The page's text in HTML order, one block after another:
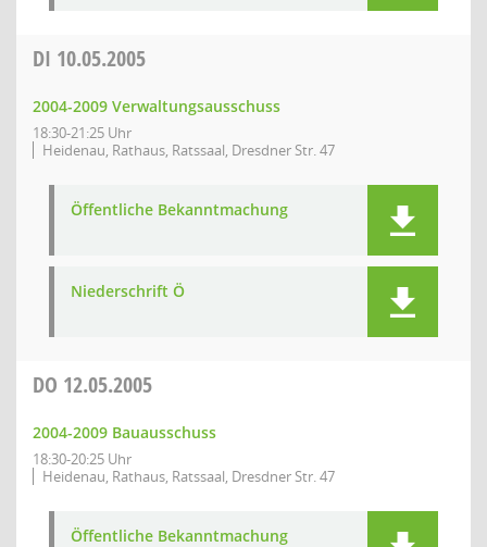
DI 10.05.2005
2004-2009 Verwaltungsausschuss
18:30-21:25 Uhr
Heidenau, Rathaus, Ratssaal, Dresdner Str. 47
Öffentliche Bekanntmachung
Niederschrift Ö
DO 12.05.2005
2004-2009 Bauausschuss
18:30-20:25 Uhr
Heidenau, Rathaus, Ratssaal, Dresdner Str. 47
Öffentliche Bekanntmachung